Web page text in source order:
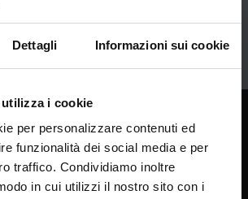
Dettagli Informazioni sui cookie
i cookie
per personalizzare contenuti ed
funzionalità dei social media e per
traffico. Condividiamo inoltre
in cui utilizzi il nostro sito con i
sul server!